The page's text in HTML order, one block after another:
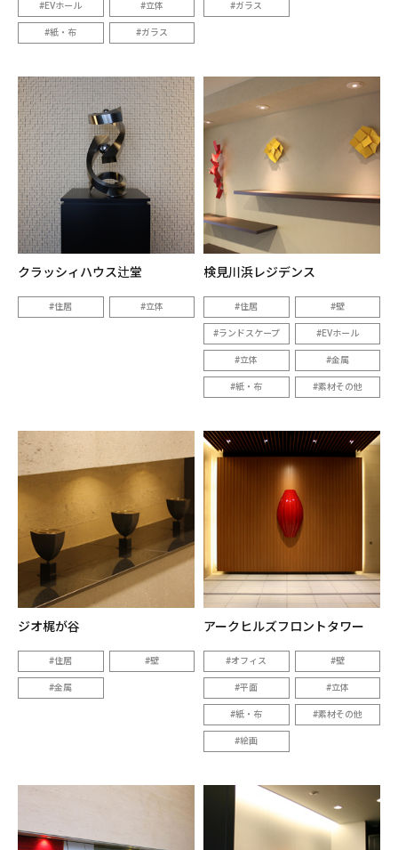
EVホール 立体
紙・布 ガラス
ガラス
クラッシィハウス辻堂
住居 立体
検見川浜レジデンス
住居 壁
ランドスケープ EVホール
立体 金属
紙・布 素材その他
ジオ梶が谷
住居 壁
金属
アークヒルズフロントタワー
オフィス 壁
平面 立体
紙・布 素材その他
絵画